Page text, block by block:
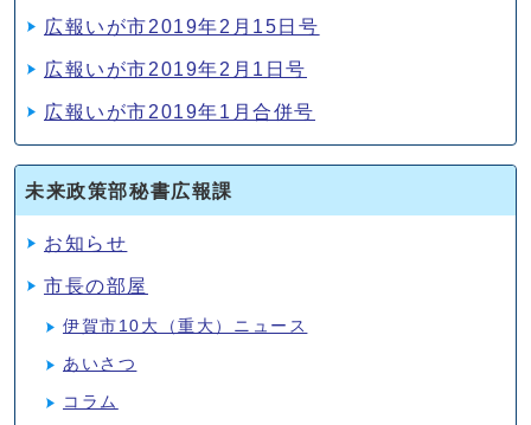
広報いが市2019年2月15日号
広報いが市2019年2月1日号
広報いが市2019年1月合併号
未来政策部秘書広報課
お知らせ
市長の部屋
伊賀市10大（重大）ニュース
あいさつ
コラム